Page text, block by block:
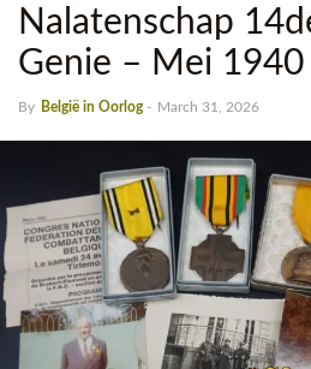
Nalatenschap
Genie – Mei 1940
By België in Oorlog - March 31, 2026